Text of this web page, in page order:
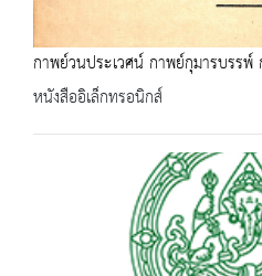
กาพย์วนประเวศน์ กาพย์กุมารบรร
หนังสืออิเล็กทรอนิกส์